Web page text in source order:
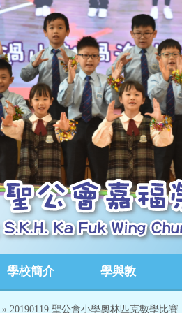
學校簡介 學與教
» 20190119 聖公會小學奧林匹克數學比賽